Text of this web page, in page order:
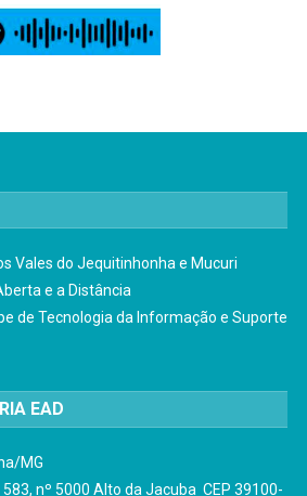
Vales do Jequitinhonha e Mucuri
e a Distância
de Tecnologia da Informação e Suporte
EAD
MG
583, nº 5000 Alto da Jacuba CEP 39100-